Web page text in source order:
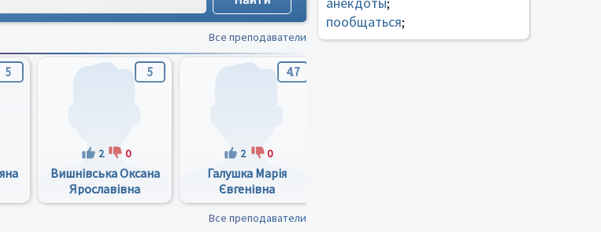
Все преподаватели
5 5
2 0
Вишнівська Оксана
Ярославівна
4.7
2 0
Галушка Марія
Євгенівна
Все преподаватели
;
пообщаться;